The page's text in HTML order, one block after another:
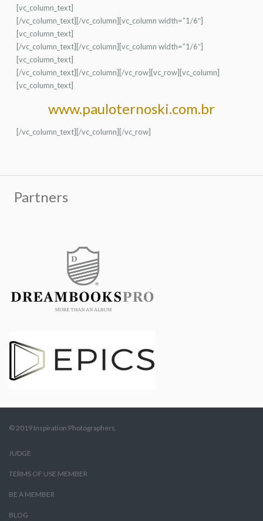
[vc_column_text]
[/vc_column_text][/vc_column][vc_column width=”1/6″]
[vc_column_text]
[/vc_column_text][/vc_column][vc_column width=”1/6″]
[vc_column_text]
[/vc_column_text][/vc_column][/vc_row][vc_row][vc_column]
[vc_column_text]
www.pauloternoski.com.br
[/vc_column_text][/vc_column][/vc_row]
© 2019 Inspiration Photographers.
JUDGE
TERMS OF USE MEMBER
BE A MEMBER
BLOG